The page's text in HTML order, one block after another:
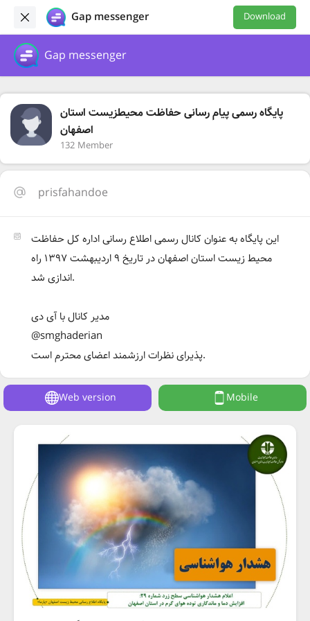
Gap messenger Download
Gap messenger
پایگاه رسمی پیام رسانی حفاظت محیطزیست استان
اصفهان
132 Member
prisfahandoe
این پایگاه به عنوان کانال رسمی اطلاع رسانی اداره کل حفاظت
محیط زیست استان اصفهان در تاریخ ۹ اردیبهشت ۱۳۹۷ راه
اندازی شد.
مدیر کانال با آی دی
@smghaderian
پذیرای نظرات ارزشمند اعضای محترم است.
Web version Mobile